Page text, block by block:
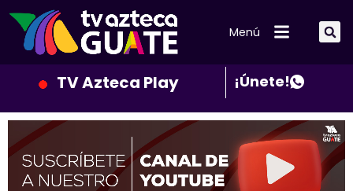
Menú
TV Azteca Play ¡Únete!